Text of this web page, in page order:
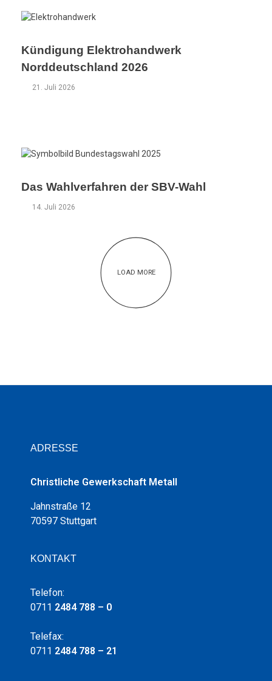
Kündigung Elektrohandwerk
Norddeutschland 2026
21. Juli 2026
Das Wahlverfahren der SBV-Wahl
14. Juli 2026
LOAD MORE
ADRESSE
Christliche Gewerkschaft Metall
Jahnstraße 12
70597 Stuttgart
KONTAKT
Telefon:
0711 2484 788 – 0
Telefax:
0711 2484 788 – 21